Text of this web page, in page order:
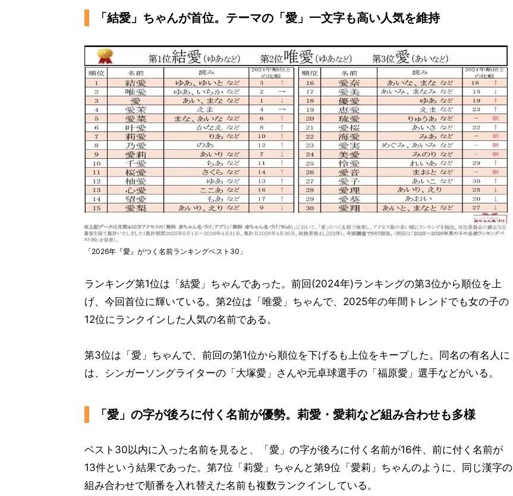
「結愛」ちゃんが首位。テーマの「愛」一文字も高い人気を維持
「2026年『愛』がつく名前ランキングベスト30」
ランキング第1位は「結愛」ちゃんであった。前回(2024年)ランキングの第3位から順位を上
げ、今回首位に輝いている。第2位は「唯愛」ちゃんで、2025年の年間トレンドでも女の子の
12位にランクインした人気の名前である。
第3位は「愛」ちゃんで、前回の第1位から順位を下げるも上位をキープした。同名の有名人に
は、シンガーソングライターの「大塚愛」さんや元卓球選手の「福原愛」選手などがいる。
「愛」の字が後ろに付く名前が優勢。莉愛・愛莉など組み合わせも多様
ベスト30以内に入った名前を見ると、「愛」の字が後ろに付く名前が16件、前に付く名前が
13件という結果であった。第7位「莉愛」ちゃんと第9位「愛莉」ちゃんのように、同じ漢字の
組み合わせで順番を入れ替えた名前も複数ランクインしている。